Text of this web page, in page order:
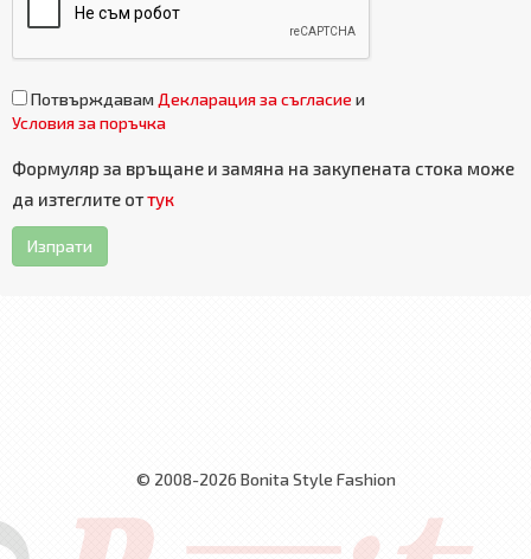
Потвърждавам Декларация за съгласие и
Условия за поръчка
Формуляр за връщане и замяна на закупената стока може
да изтеглите оттук
Изпрати
© 2008-2026 Bonita Style Fashion